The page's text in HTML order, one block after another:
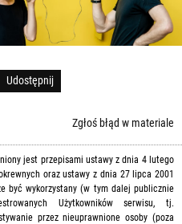
Udostępnij
Zgłoś błąd w materiale
jest przepisami ustawy z dnia 4 lutego
oraz ustawy z dnia 27 lipca 2001
być wykorzystany (w tym dalej publicznie
Użytkowników serwisu, tj.
przez nieuprawnione osoby (poza